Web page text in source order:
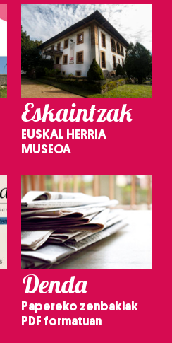
Eskaintzak
EUSKAL HERRIA
MUSEOA
Denda
Papereko zenbakiak
PDF formatuan